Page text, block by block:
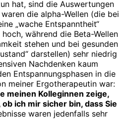
hat, sind die Auswertungen
die alpha-Wellen (die bei
„wache Entspanntheit“
während die Beta-Wellen
stehen und bei gesunden
darstellen) sehr niedrig
Nachdenken kaum
Entspannungsphasen in die
meiner Ergotherapeutin war:
meinen Kolleginnen zeige,
ich mir sicher bin, dass Sie
waren jedenfalls sehr